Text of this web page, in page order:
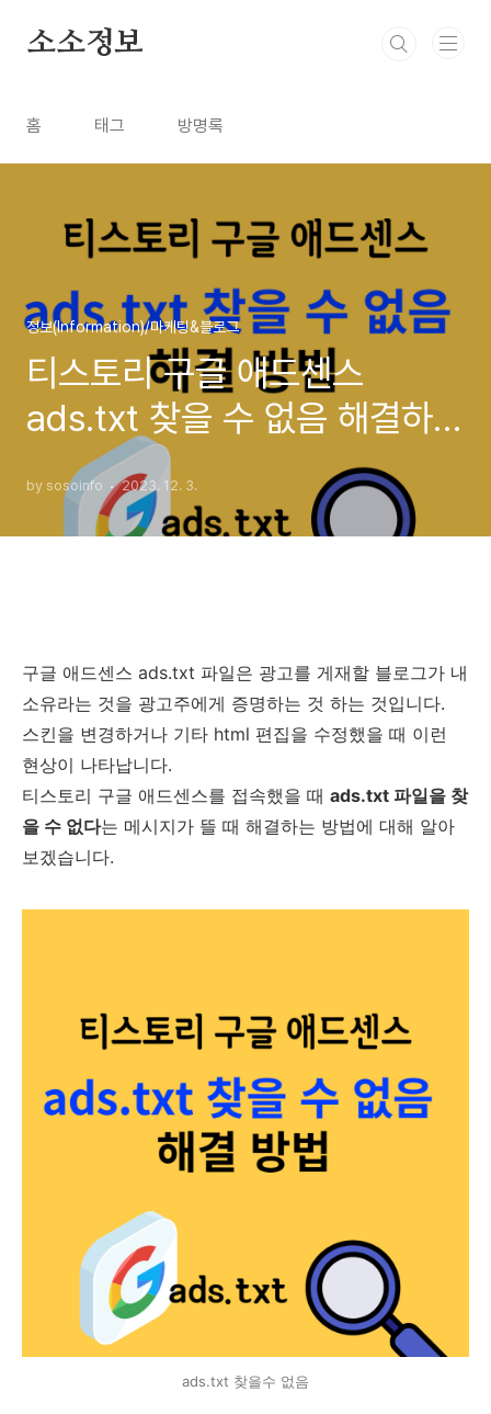
소소정보
홈 태그 방명록
정보(Information)/마케팅&블로그
티스토리 구글 애드센스
ads.txt 찾을 수 없음 해결하는
방법
by sosoinfo 2023. 12. 3.
구글 애드센스 ads.txt 파일은 광고를 게재할 블로그가 내
소유라는 것을 광고주에게 증명하는 것 하는 것입니다.
스킨을 변경하거나 기타 html 편집을 수정했을 때 이런
현상이 나타납니다.
티스토리 구글 애드센스를 접속했을 때 ads.txt 파일을 찾
을 수 없다는 메시지가 뜰 때 해결하는 방법에 대해 알아
보겠습니다.
ads.txt 찾을수 없음